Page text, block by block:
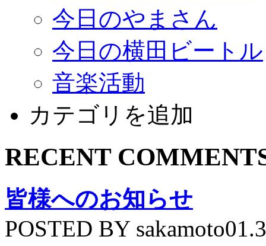
今日のやまさん
今日の横田ビートル
音楽活動
カテゴリを追加
RECENT
皆様へのお知らせ
POSTED BY